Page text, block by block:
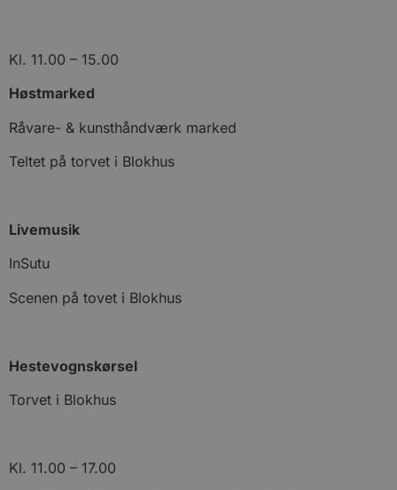
Kl. 11.00 – 15.00
Høstmarked
Råvare- & kunsthåndværk marked
Teltet på torvet i Blokhus
Livemusik
InSutu
Scenen på tovet i Blokhus
Hestevognskørsel
Torvet i Blokhus
Kl. 11.00 – 17.00